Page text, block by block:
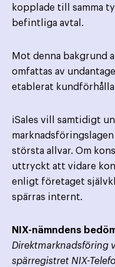
kopplade till samma
befintliga avtal.
Mot denna bakgrund
omfattas av
etablerat
iSales vill samtidigt
största allvar. Om
uttryckt att vidare
enligt företaget
spärras internt.
NIX-nämndens
Direktmarknadsföring
spärregistret NIX-